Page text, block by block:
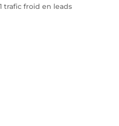
trafic froid en leads